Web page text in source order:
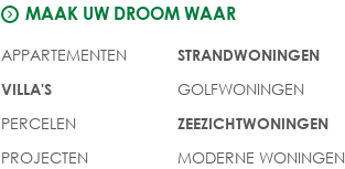
MAAK UW DROOM WAAR
APPARTEMENTEN
VILLA'S
PERCELEN
PROJECTEN
STRANDWONINGEN
GOLFWONINGEN
ZEEZICHTWONINGEN
MODERNE WONINGEN